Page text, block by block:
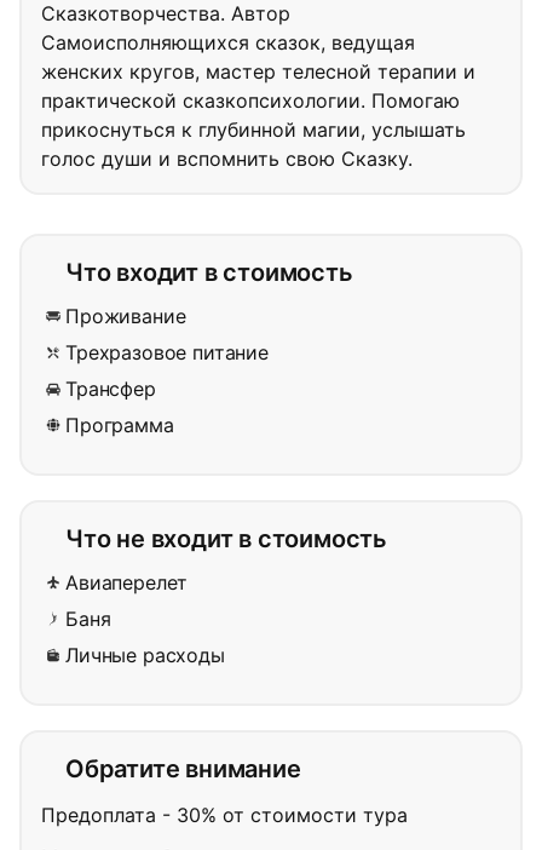
Сказкотворчества. Автор
Самоисполняющихся сказок, ведущая
женских кругов, мастер телесной терапии и
практической сказкопсихологии. Помогаю
прикоснуться к глубинной магии, услышать
голос души и вспомнить свою Сказку.
Что входит в стоимость
Проживание
Трехразовое питание
Трансфер
Программа
Что не входит в стоимость
Авиаперелет
Баня
Личные расходы
Обратите внимание
Предоплата - 30% от стоимости тура